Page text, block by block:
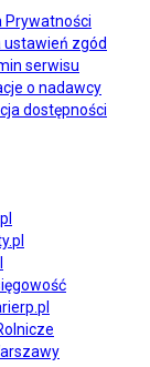
Prywatności
ustawień zgód
serwisu
o nadawcy
dostępności